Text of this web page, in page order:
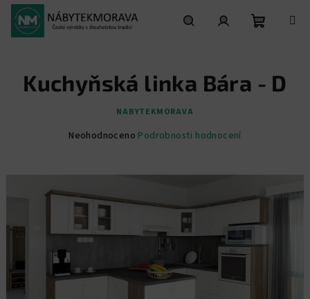
Přejít
obsah
košík
Kuchyňská linka Bára - D
NABYTEKMORAVA
Průměrné
0,0
hvězdiček.
Neohodnoceno Podrobnosti hodnocení